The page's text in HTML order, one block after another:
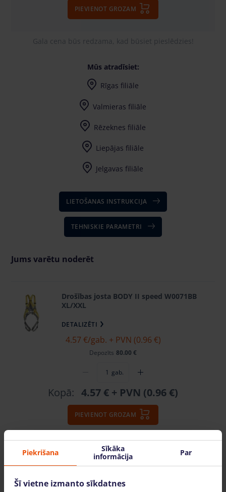
PIEVIENOT GROZAM
Gala cena būs redzama, kad būsiet pieslēdzies!
Mūs atradīsiet:
Rīgas filiāle
Valmieras filiāle
Rēzeknes filiāle
Liepājas filiāle
Jelgavas filiāle
LIETOŠANAS INSTRUKCIJA
TEHNISKIE PARAMETRI
Jums varētu noderēt
Drošības josta BODY II speed W0071BB
XL/XXL
DETALIZĒTI
4.57 €/gab. + PVN (0.96 €)
Depozīts 80.00 €
gab.
Kopā: 4.57 € + PVN (0.96 €)
PIEVIENOT GROZAM
Video
Piekrišana
Sīkāka
informācija
Par
Šī vietne izmanto sīkdatnes